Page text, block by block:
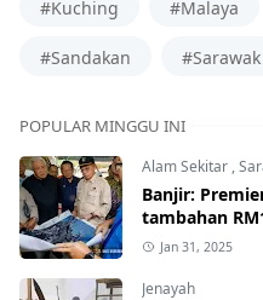
#Kuching #Malaya
#Sandakan #Sarawak
POPULAR MINGGU INI
Alam Sekitar ,
Banjir:
tambahan
Jan 31, 2025
Jenayah